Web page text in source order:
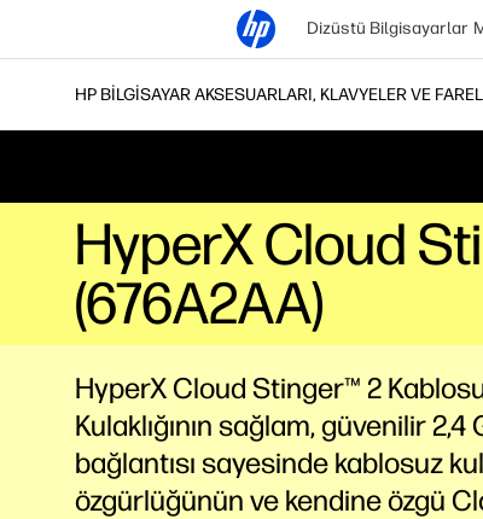
Dizüstü Bilgisayarlar
HP BILGISAYAR AKSESUARLARI, KLAVYELER VE
HyperX Cloud
(676A2AA)
HyperX Cloud Stinger™ 2
Kulaklığının sağlam, güvenilir
bağlantısı sayesinde kablosuz
özgürlüğünün ve kendine özgü